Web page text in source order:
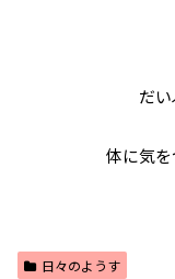
だ
体に気
日々のようす